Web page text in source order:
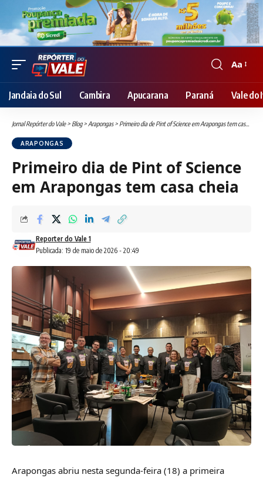
Font
Resizer
Aa
Jandaia do Sul Cambira Apucarana Paraná Vale do
Jornal Repórter do Vale> Blog>Arapongas> Primeiro dia de Pint of Science em Arapongas tem casa cheia
ARAPONGAS
Primeiro dia de Pint of Science
em Arapongas tem casa cheia
Publicada: 19 de maio de 2026 - 20:49
Reporter do Vale 1
Arapongas abriu nesta segunda-feira (18) a primeira